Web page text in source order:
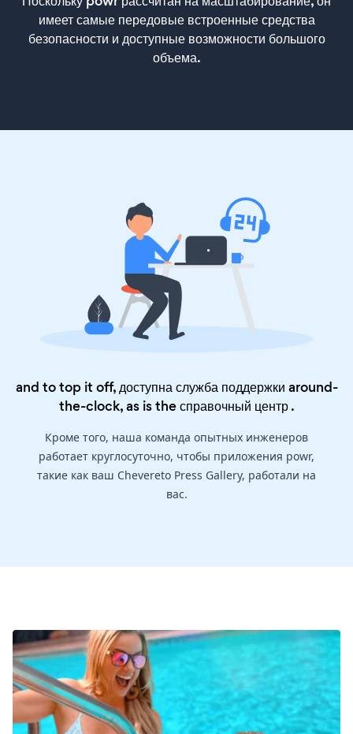
имеет самые передовые встроенные средства
безопасности и доступные возможности большого
объема.
and to top it off, доступна служба поддержки around-
the-clock, as is theсправочный центр.
Кроме того, наша команда опытных инженеров
работает круглосуточно, чтобы приложения powr,
такие как ваш Chevereto Press Gallery, работали на
вас.